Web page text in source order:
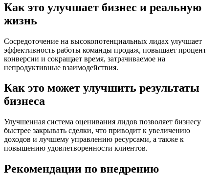
Как это улучшает бизнес и реальную
жизнь
Сосредоточение на высокопотенциальных лидах улучшает
эффективность работы команды продаж, повышает процент
конверсии и сокращает время, затрачиваемое на
непродуктивные взаимодействия.
Как это может улучшить результаты
бизнеса
Улучшенная система оценивания лидов позволяет бизнесу
быстрее закрывать сделки, что приводит к увеличению
доходов и лучшему управлению ресурсами, а также к
повышению удовлетворенности клиентов.
Рекомендации по внедрению